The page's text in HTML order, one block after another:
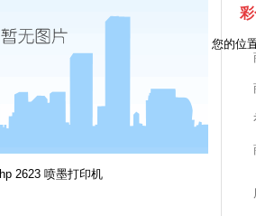
您的位
hp 2623 喷墨打印机